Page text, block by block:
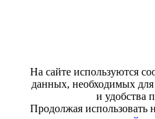
На сайте используются
данных, необходимых для
и удобства
Продолжая использовать